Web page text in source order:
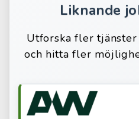
Liknande
Utforska fler
och hitta fler